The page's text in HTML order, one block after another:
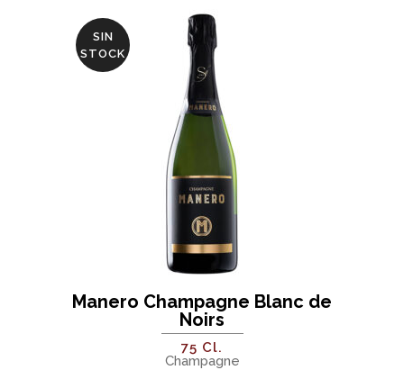
SIN
STOCK
Manero Champagne Blanc de
Noirs
75 Cl.
Champagne